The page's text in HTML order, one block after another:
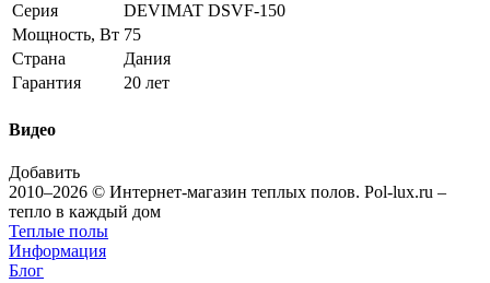
Серия
DEVIMAT DSVF-150
Мощность, Вт 75
Страна
Дания
Гарантия
20 лет
Видео
Добавить
2010–2026 © Интернет-магазин теплых полов. Pol-lux.ru –
тепло в каждый дом
Теплые полы
Информация
Блог